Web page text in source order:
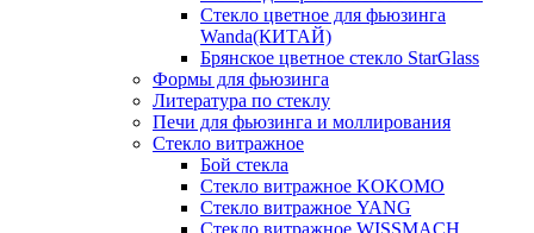
Стекло цветное для фьюзинга
Wanda(КИТАЙ)
Брянское цветное стекло StarGlass
Формы для фьюзинга
Литература по стеклу
Печи для фьюзинга и моллирования
Стекло витражное
Бой стекла
Стекло витражное KOKOMO
Стекло витражное YANG
Стекло витражное WISSMACH